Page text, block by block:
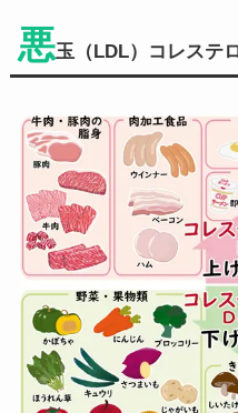
悪玉（LDL）コレステ